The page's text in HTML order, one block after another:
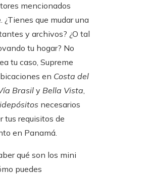
mencionados
que mudar una
y archivos? ¿O tal
tu hogar? No
tu caso, Supreme
en Costa del
Brasil y Bella Vista,
necesarios
tus requisitos de
en Panamá.
qué son los mini
puedes